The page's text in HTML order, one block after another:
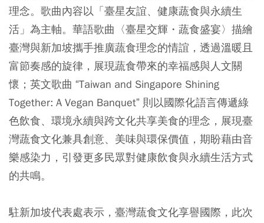
理念。歌曲內容以「臺星友誼、健康蔬食與永續生
活」為主軸。華語歌曲〈臺星交輝・蔬食盛宴〉描繪
臺灣與新加坡攜手推廣蔬食理念的情誼，透過溫暖且
富節奏感的旋律，展現蔬食帶來的幸福感與人文關
懷；英文歌曲 “Taiwan and Singapore Shining
Together: A Vegan Banquet” 則以國際化語言傳遞綠
色飲食、環境永續與跨文化共享美食的理念，展現臺
灣蔬食文化兼具創意、美味與環保價值，期盼藉由音
樂感染力，引發更多民眾對健康飲食與永續生活方式
的共鳴。
駐新加坡代表處表示，臺灣蔬食文化享譽國際，此次